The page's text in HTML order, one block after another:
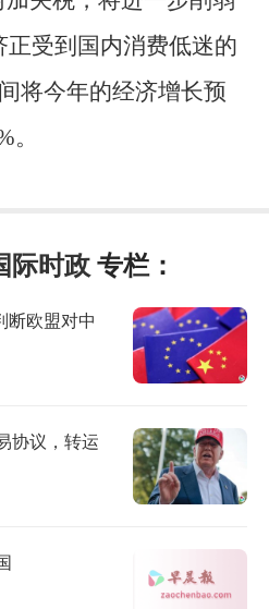
受到国内消费低迷的
将今年的经济增长预
际时政 专栏：
断欧盟对中
协议，转运